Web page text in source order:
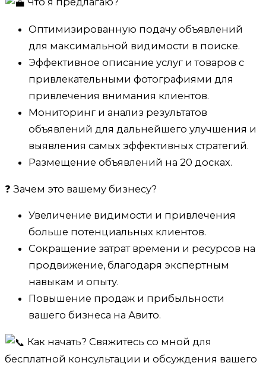
Оптимизированную подачу объявлений
для максимальной видимости в поиске.
Эффективное описание услуг и товаров с
привлекательными фотографиями для
привлечения внимания клиентов.
Мониторинг и анализ результатов
объявлений для дальнейшего улучшения и
выявления самых эффективных стратегий.
Размещение объявлений на 20 досках.
❓ Зачем это вашему бизнесу?
Увеличение видимости и привлечения
больше потенциальных клиентов.
Сокращение затрат времени и ресурсов на
продвижение, благодаря экспертным
навыкам и опыту.
Повышение продаж и прибыльности
вашего бизнеса на Авито.
Как начать? Свяжитесь со мной для
бесплатной консультации и обсуждения вашего